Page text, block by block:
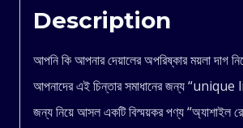
quantity
Description
আপনি কি আপনার দেয়ালের অপরিষ্কার ময়লা দাগ
আপনাদের এই চিন্তার সমাধানের জন্য
জন্য নিয়ে আসল একটি বিস্ময়কর পণ্য “অ্যাশাইল